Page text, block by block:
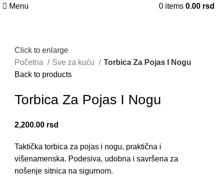
Menu 0 items 0.00 rsd
Click to enlarge
Početna
Sve za kuću
Torbica Za Pojas I Nogu
Back to products
Torbica Za Pojas I Nogu
2,200.00 rsd
Taktička torbica za pojas i nogu, praktična i
višenamenska. Podesiva, udobna i savršena za
nošenje sitnica na sigurnom.